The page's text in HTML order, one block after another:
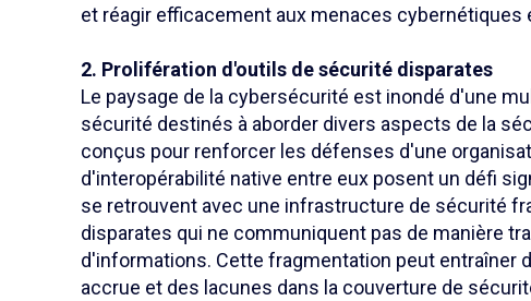
et réagir efficacement aux menaces
2. Prolifération d'outils de sécurité disparates
Le paysage de la cybersécurité est inondé d'une
sécurité destinés à aborder divers aspects de la
conçus pour renforcer les défenses d'une
d'interopérabilité native entre eux posent un défi
se retrouvent avec une infrastructure de sécurité
disparates qui ne communiquent pas de manière
d'informations. Cette fragmentation peut entraîner
accrue et des lacunes dans la couverture de